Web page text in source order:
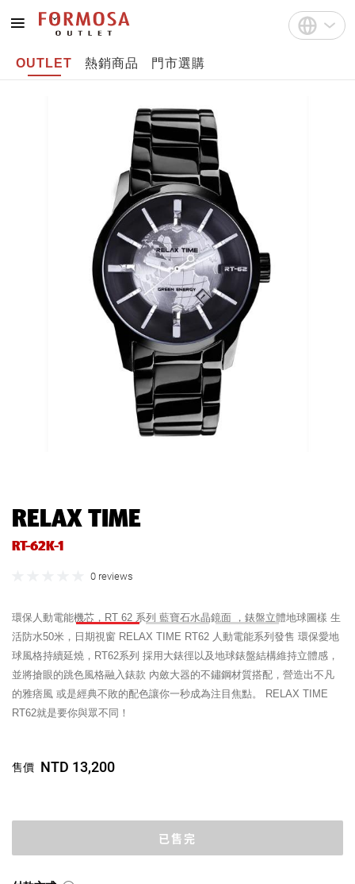
註冊
Bahasa Indonesia
Tiếng Việt
OUTLET 熱銷商品 門市選購
RELAX TIME
RT-62K-1
0 reviews
環保人動電能機芯，RT 62 系列 藍寶石水晶鏡面 ，錶盤立體地球圖樣 生
活防水50米，日期視窗 RELAX TIME RT62 人動電能系列發售 環保愛地
球風格持續延燒，RT62系列 採用大錶徑以及地球錶盤結構維持立體感，
並將搶眼的跳色風格融入錶款 內斂大器的不鏽鋼材質搭配，營造出不凡
的雅痞風 或是經典不敗的配色讓你一秒成為注目焦點。 RELAX TIME
RT62就是要你與眾不同！
售價 NTD 13,200
已售完